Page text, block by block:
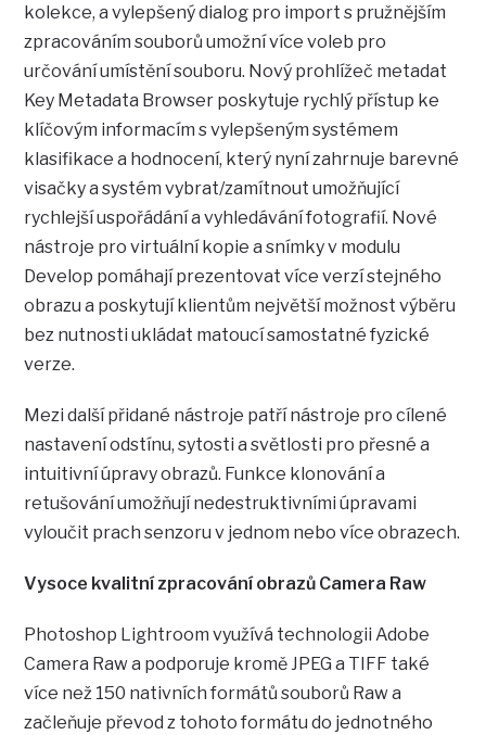
kolekce, a vylepšený dialog pro import s pružnějším
zpracováním souborů umožní více voleb pro
určování umístění souboru. Nový prohlížeč metadat
Key Metadata Browser poskytuje rychlý přístup ke
klíčovým informacím s vylepšeným systémem
klasifikace a hodnocení, který nyní zahrnuje barevné
visačky a systém vybrat/zamítnout umožňující
rychlejší uspořádání a vyhledávání fotografií. Nové
nástroje pro virtuální kopie a snímky v modulu
Develop pomáhají prezentovat více verzí stejného
obrazu a poskytují klientům největší možnost výběru
bez nutnosti ukládat matoucí samostatné fyzické
verze.
Mezi další přidané nástroje patří nástroje pro cílené
nastavení odstínu, sytosti a světlosti pro přesné a
intuitivní úpravy obrazů. Funkce klonování a
retušování umožňují nedestruktivními úpravami
vyloučit prach senzoru v jednom nebo více obrazech.
Vysoce kvalitní zpracování obrazů Camera Raw
Photoshop Lightroom využívá technologii Adobe
Camera Raw a podporuje kromě JPEG a TIFF také
více než 150 nativních formátů souborů Raw a
začleňuje převod z tohoto formátu do jednotného